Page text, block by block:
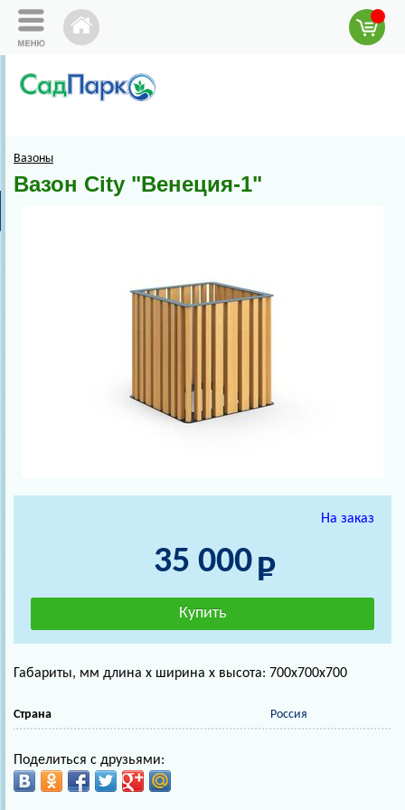
Вазоны
Вазон City "Венеция-1"
На заказ
35 000
Габариты, мм длина х ширина х высота: 700х700х700
Страна Россия
Поделиться с друзьями: